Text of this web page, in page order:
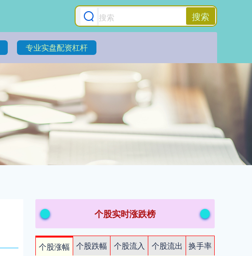
搜索
专业实盘配资杠杆
个股实时涨跌榜
个股涨幅 个股跌幅 个股流入 个股流出
换手率